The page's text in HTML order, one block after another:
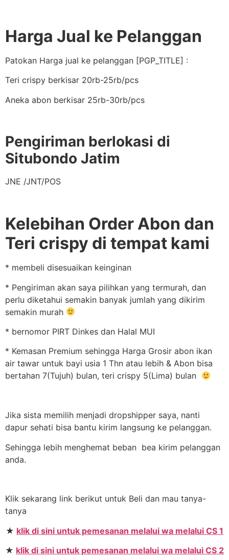
Harga Jual ke Pelanggan
Patokan Harga jual ke pelanggan [PGP_TITLE] :
Teri crispy berkisar 20rb-25rb/pcs
Aneka abon berkisar 25rb-30rb/pcs
Pengiriman berlokasi di
Situbondo Jatim
JNE /JNT/POS
Kelebihan Order Abon dan
Teri crispy di tempat kami
* membeli disesuaikan keinginan
* Pengiriman akan saya pilihkan yang termurah, dan
perlu diketahui semakin banyak jumlah yang dikirim
semakin murah
* bernomor PIRT Dinkes dan Halal MUI
* Kemasan Premium sehingga Harga Grosir abon ikan
air tawar untuk bayi usia 1 Thn atau lebih & Abon bisa
bertahan 7(Tujuh) bulan, teri crispy 5(Lima) bulan
Jika sista memilih menjadi dropshipper saya, nanti
dapur sehati bisa bantu kirim langsung ke pelanggan.
Sehingga lebih menghemat beban bea kirim pelanggan
anda.
Klik sekarang link berikut untuk Beli dan mau tanya-
tanya
★ klik di sini untuk pemesanan melalui wa melalui CS 1
★ klik di sini untuk pemesanan melalui wa melalui CS 2